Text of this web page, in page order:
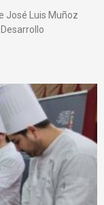
José Luis Muñoz